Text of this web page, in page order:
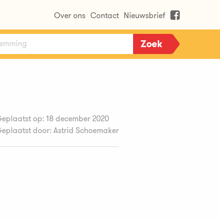
Over ons Contact Nieuwsbrief
op: 18 december 2020
door: Astrid Schoemaker